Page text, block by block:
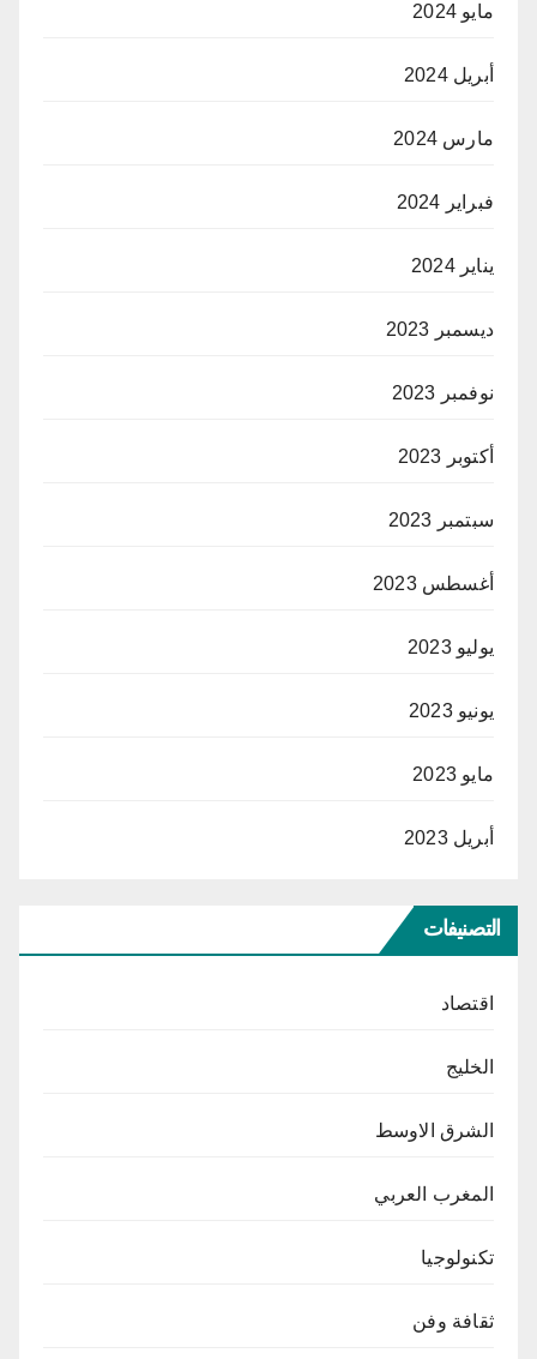
مايو 2024
أبريل 2024
مارس 2024
فبراير 2024
يناير 2024
ديسمبر 2023
نوفمبر 2023
أكتوبر 2023
سبتمبر 2023
أغسطس 2023
يوليو 2023
يونيو 2023
مايو 2023
أبريل 2023
التصنيفات
اقتصاد
الخليج
الشرق الاوسط
المغرب العربي
تكنولوجيا
ثقافة وفن